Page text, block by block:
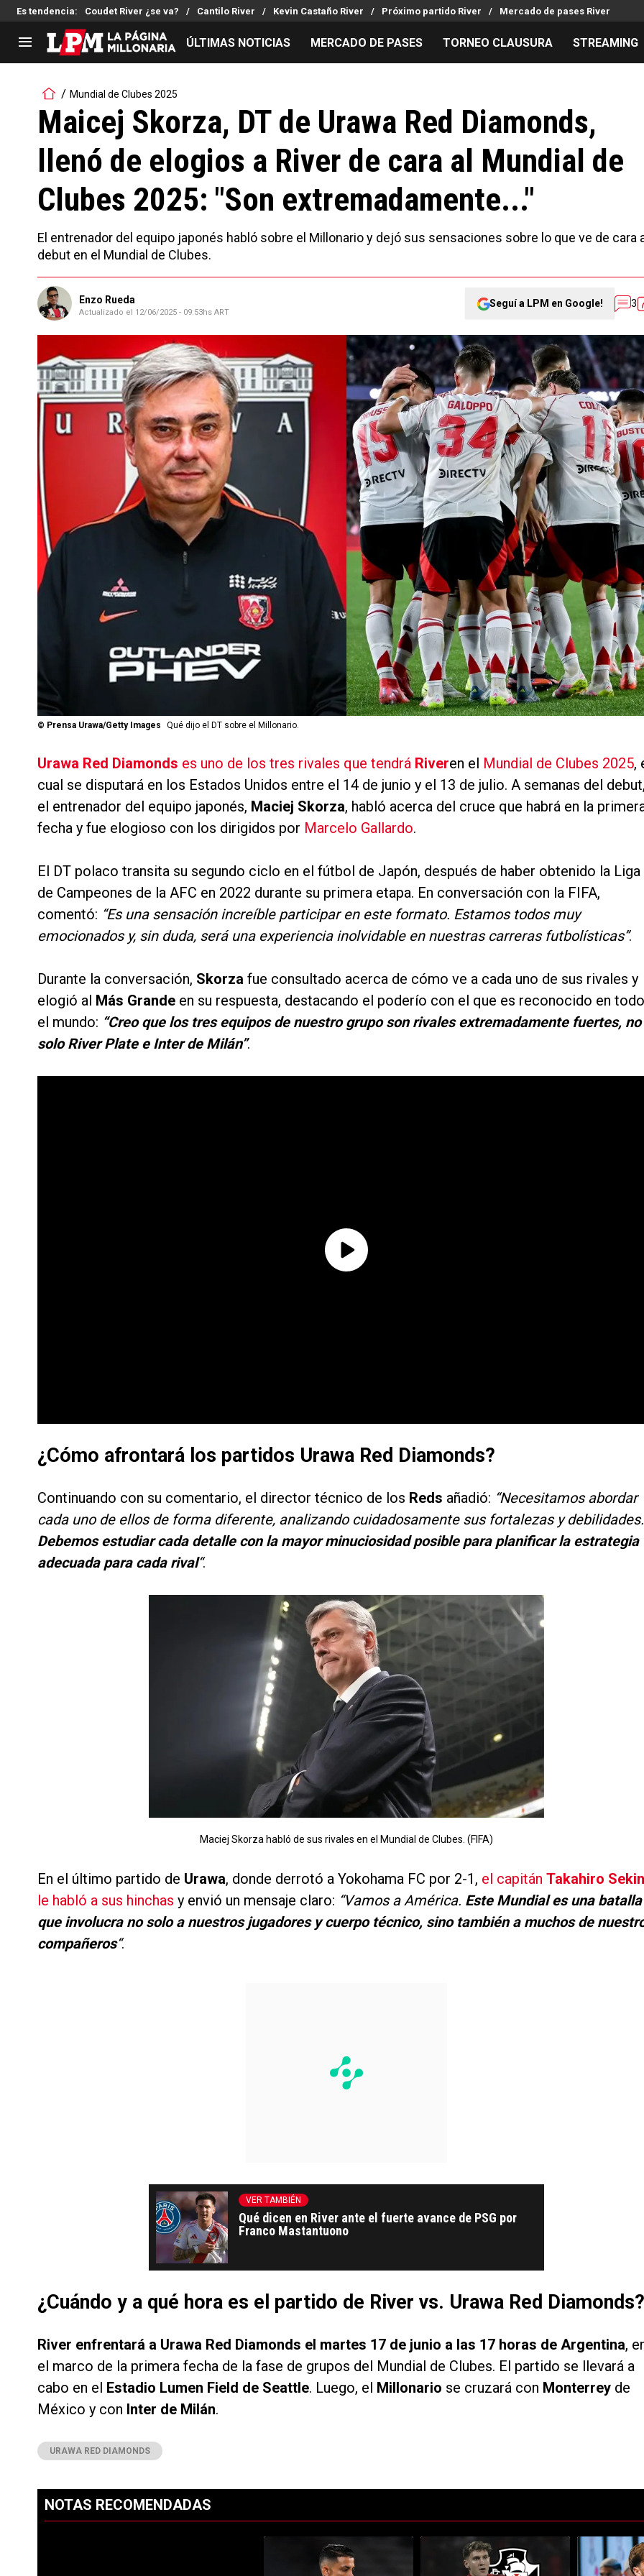
Es tendencia: Coudet River ¿se va? Cantilo River Kevin Castaño River Próximo partido River Mercado de pases River
LIGA PROFESIONAL
Noticias
Tabla de posiciones
Fixture
Reserva
Copa Sudamericana
Copa Argentina
Selección Argentina
Mercado de Pases
Análisis tácticos
Juanfer Quintero
Chacho Coudet
Ex River
Streaming
Entradas
Hinchas
Los goles de River
Entrevistas
Guías
Códigos
ÚLTIMAS NOTICIAS MERCADO DE PASES TORNEO CLAUSURA STREAMING
Mundial de Clubes 2025
Maicej Skorza, DT de Urawa Red Diamonds,
llenó de elogios a River de cara al Mundial de
Clubes 2025: "Son extremadamente..."
El entrenador del equipo japonés habló sobre el Millonario y dejó sus sensaciones sobre lo que ve de cara
debut en el Mundial de Clubes.
Enzo Rueda
Actualizado el 12/06/2025 - 09:53hs ART
Seguí a LPM en Google! 3
© Prensa Urawa/Getty Images Qué dijo el DT sobre el Millonario.
Urawa Red Diamonds es uno de los tres rivales que tendrá Riveren el Mundial de Clubes 2025,
cual se disputará en los Estados Unidos entre el 14 de junio y el 13 de julio. A semanas del debut,
el entrenador del equipo japonés, Maciej Skorza, habló acerca del cruce que habrá en la
fecha y fue elogioso con los dirigidos por Marcelo Gallardo.
El DT polaco transita su segundo ciclo en el fútbol de Japón, después de haber obtenido la Liga
de Campeones de la AFC en 2022 durante su primera etapa. En conversación con la FIFA,
comentó: “Es una sensación increíble participar en este formato. Estamos todos muy
emocionados y, sin duda, será una experiencia inolvidable en nuestras carreras futbolísticas”.
Durante la conversación, Skorza fue consultado acerca de cómo ve a cada uno de sus rivales y
elogió al Más Grande en su respuesta, destacando el poderío con el que es reconocido en todo
el mundo: “Creo que los tres equipos de nuestro grupo son rivales extremadamente fuertes, no
solo River Plate e Inter de Milán”.
¿Cómo afrontará los partidos Urawa Red Diamonds?
Continuando con su comentario, el director técnico de los Reds añadió: “Necesitamos abordar
cada uno de ellos de forma diferente, analizando cuidadosamente sus fortalezas y debilidades.
Debemos estudiar cada detalle con la mayor minuciosidad posible para planificar la estrategia
adecuada para cada rival“.
Maciej Skorza habló de sus rivales en el Mundial de Clubes. (FIFA)
En el último partido de Urawa, donde derrotó a Yokohama FC por 2-1, el capitán Takahiro
le habló a sus hinchas y envió un mensaje claro: “Vamos a América. Este Mundial es una batalla
que involucra no solo a nuestros jugadores y cuerpo técnico, sino también a muchos de
compañeros“.
VER TAMBIÉN
Qué dicen en River ante el fuerte avance de PSG por
Franco Mastantuono
¿Cuándo y a qué hora es el partido de River vs. Urawa Red Diamonds?
River enfrentará a Urawa Red Diamonds el martes 17 de junio a las 17 horas de Argentina,
el marco de la primera fecha de la fase de grupos del Mundial de Clubes. El partido se llevará a
cabo en el Estadio Lumen Field de Seattle. Luego, el Millonario se cruzará con Monterrey de
México y con Inter de Milán.
URAWA RED DIAMONDS
NOTAS RECOMENDADAS
Un artículo de tendencia con el título "Kevin Castaño se va de River y jugará en
Un artículo de tendencia con el título "River y
Un artículo